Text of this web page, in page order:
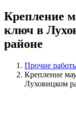
Крепление
ключ в
районе
Прочие
Крепление
Луховицком